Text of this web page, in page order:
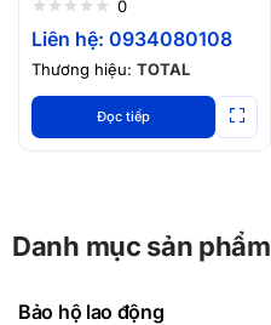
0
Liên hệ: 0934080108
Thương hiệu: TOTAL
Đọc tiếp
Danh mục sản phẩm
Bảo hộ lao động